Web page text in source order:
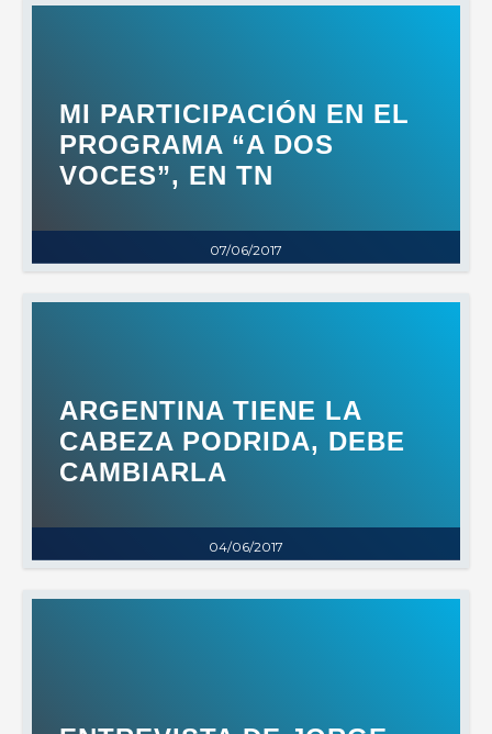
07/06/2017
MI PARTICIPACIÓN EN EL
PROGRAMA “A DOS
VOCES”, EN TN
04/06/2017
ARGENTINA TIENE LA
CABEZA PODRIDA, DEBE
CAMBIARLA